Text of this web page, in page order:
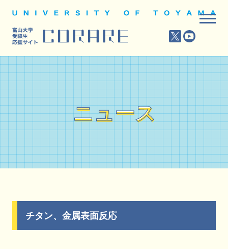
ニュース
ニュース
チタン、金属表面反応